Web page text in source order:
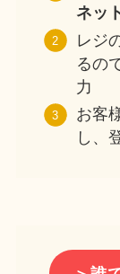
ネッ
レジ
るの
力
お客
し、